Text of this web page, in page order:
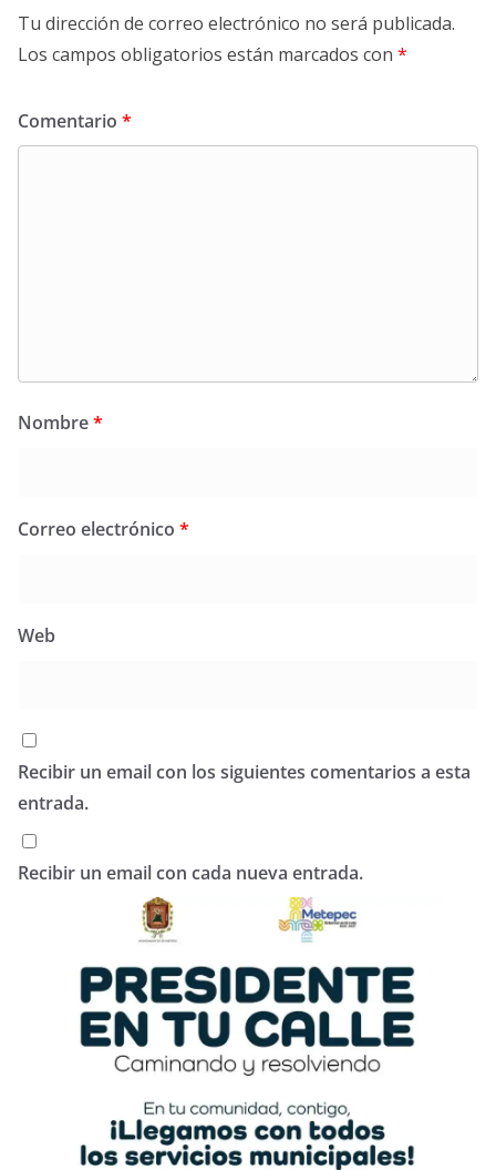
Tu dirección de correo electrónico no será publicada.
Los campos obligatorios están marcados con *
Comentario *
Nombre*
Correo electrónico *
Web
Recibir un email con los siguientes comentarios a esta
entrada.
Recibir un email con cada nueva entrada.